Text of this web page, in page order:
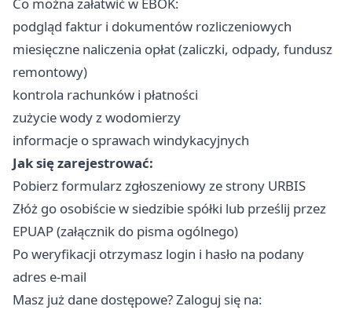
Co można załatwić w EBOK:
podgląd faktur i dokumentów rozliczeniowych
miesięczne naliczenia opłat (zaliczki, odpady, fundusz
remontowy)
kontrola rachunków i płatności
zużycie wody z wodomierzy
informacje o sprawach windykacyjnych
Jak się zarejestrować:
Pobierz formularz zgłoszeniowy ze strony URBIS
Złóż go osobiście w siedzibie spółki lub prześlij przez
EPUAP (załącznik do pisma ogólnego)
Po weryfikacji otrzymasz login i hasło na podany
adres e-mail
Masz już dane dostępowe? Zaloguj się na: